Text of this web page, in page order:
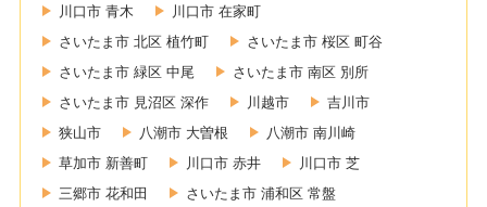
川口市 青木
川口市 在家町
さいたま市 北区 植竹町
さいたま市 桜区 町谷
さいたま市 緑区 中尾
さいたま市 南区 別所
さいたま市 見沼区 深作
川越市
吉川市
狭山市
八潮市 大曽根
八潮市 南川崎
草加市 新善町
川口市 赤井
川口市 芝
三郷市 花和田
さいたま市 浦和区 常盤